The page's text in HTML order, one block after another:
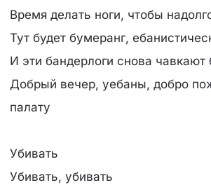
Время делать ноги, чтобы
Тут будет бумеранг,
И эти бандерлоги снова чавкают
Добрый вечер, уебаны, добро
палату
Убивать
Убивать, убивать